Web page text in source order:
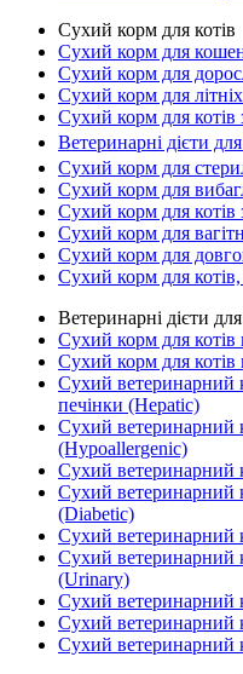
Сухий корм для котів
Сухий корм для
Сухий корм для
Сухий корм для
Сухий корм для
Ветеринарні дієти
Сухий корм для
Сухий корм для
Сухий корм для
Сухий корм для
Сухий корм для
Сухий корм для
Ветеринарні дієти
Сухий корм для
Сухий корм для
Сухий ветеринарний
печінки (Hepatic)
Сухий ветеринарний
(Hypoallergenic)
Сухий ветеринарний
Сухий ветеринарний
(Diabetic)
Сухий ветеринарний
Сухий ветеринарний
(Urinary)
Сухий ветеринарний
Сухий ветеринарний
Сухий ветеринарний